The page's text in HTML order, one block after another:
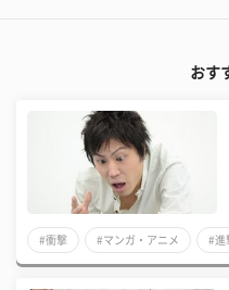
おす
#衝撃 #マンガ・アニメ #進